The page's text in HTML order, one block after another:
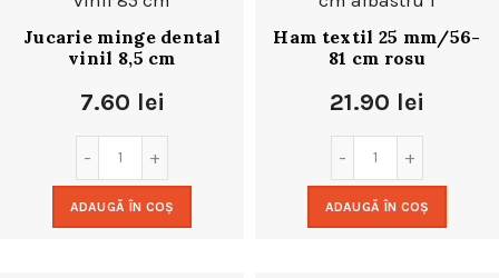
Jucarie minge dental
vinil 8,5 cm
7.60 lei
ADAUGĂ ÎN COȘ
Ham textil 25 mm/56-
81 cm rosu
21.90 lei
ADAUGĂ ÎN COȘ